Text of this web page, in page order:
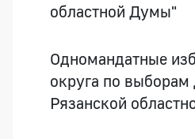
областной Думы"
Одномандатные
округа по выборам
Рязанской